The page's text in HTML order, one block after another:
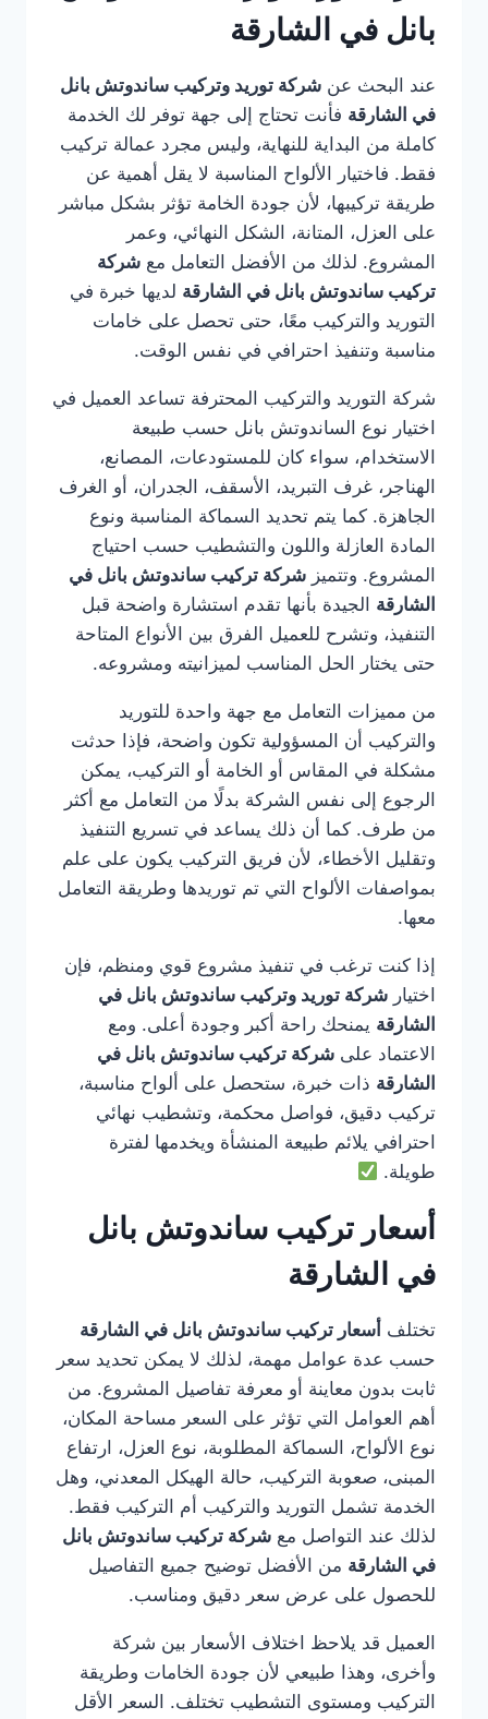
بانل في الشارقة
عند البحث عن شركة توريد وتركيب ساندوتش بانل
في الشارقة فأنت تحتاج إلى جهة توفر لك الخدمة
كاملة من البداية للنهاية، وليس مجرد عمالة تركيب
فقط. فاختيار الألواح المناسبة لا يقل أهمية عن
طريقة تركيبها، لأن جودة الخامة تؤثر بشكل مباشر
على العزل، المتانة، الشكل النهائي، وعمر
المشروع. لذلك من الأفضل التعامل مع شركة
تركيب ساندوتش بانل في الشارقة لديها خبرة في
التوريد والتركيب معًا، حتى تحصل على خامات
مناسبة وتنفيذ احترافي في نفس الوقت.
شركة التوريد والتركيب المحترفة تساعد العميل في
اختيار نوع الساندوتش بانل حسب طبيعة
الاستخدام، سواء كان للمستودعات، المصانع،
الهناجر، غرف التبريد، الأسقف، الجدران، أو الغرف
الجاهزة. كما يتم تحديد السماكة المناسبة ونوع
المادة العازلة واللون والتشطيب حسب احتياج
المشروع. وتتميز شركة تركيب ساندوتش بانل في
الشارقة الجيدة بأنها تقدم استشارة واضحة قبل
التنفيذ، وتشرح للعميل الفرق بين الأنواع المتاحة
حتى يختار الحل المناسب لميزانيته ومشروعه.
من مميزات التعامل مع جهة واحدة للتوريد
والتركيب أن المسؤولية تكون واضحة، فإذا حدثت
مشكلة في المقاس أو الخامة أو التركيب، يمكن
الرجوع إلى نفس الشركة بدلًا من التعامل مع أكثر
من طرف. كما أن ذلك يساعد في تسريع التنفيذ
وتقليل الأخطاء، لأن فريق التركيب يكون على علم
بمواصفات الألواح التي تم توريدها وطريقة التعامل
معها.
إذا كنت ترغب في تنفيذ مشروع قوي ومنظم، فإن
اختيار شركة توريد وتركيب ساندوتش بانل في
الشارقة يمنحك راحة أكبر وجودة أعلى. ومع
الاعتماد على شركة تركيب ساندوتش بانل في
الشارقة ذات خبرة، ستحصل على ألواح مناسبة،
تركيب دقيق، فواصل محكمة، وتشطيب نهائي
احترافي يلائم طبيعة المنشأة ويخدمها لفترة
طويلة.
أسعار تركيب ساندوتش بانل
في الشارقة
تختلف أسعار تركيب ساندوتش بانل في الشارقة
حسب عدة عوامل مهمة، لذلك لا يمكن تحديد سعر
ثابت بدون معاينة أو معرفة تفاصيل المشروع. من
أهم العوامل التي تؤثر على السعر مساحة المكان،
نوع الألواح، السماكة المطلوبة، نوع العزل، ارتفاع
المبنى، صعوبة التركيب، حالة الهيكل المعدني، وهل
الخدمة تشمل التوريد والتركيب أم التركيب فقط.
لذلك عند التواصل مع شركة تركيب ساندوتش بانل
في الشارقة من الأفضل توضيح جميع التفاصيل
للحصول على عرض سعر دقيق ومناسب.
العميل قد يلاحظ اختلاف الأسعار بين شركة
وأخرى، وهذا طبيعي لأن جودة الخامات وطريقة
التركيب ومستوى التشطيب تختلف. السعر الأقل